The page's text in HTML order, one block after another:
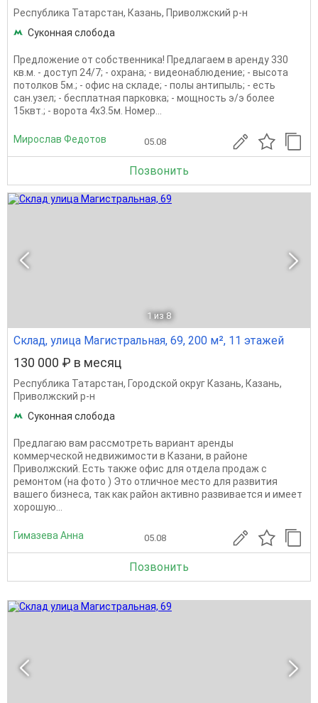
Республика Татарстан, Казань, Приволжский р-н
Суконная слобода
Предложение от собственника! Предлагаем в аренду 330
кв.м. - доступ 24/7; - охрана; - видеонаблюдение; - высота
потолков 5м.; - офис на складе; - полы антипыль; - есть
сан.узел; - бесплатная парковка; - мощность э/э более
15квт.; - ворота 4х3.5м. Номер...
Мирослав Федотов 05.08
Позвонить
1 из 8
Склад, улица Магистральная, 69, 200 м², 11 этажей
130 000 ₽ в месяц
Республика Татарстан, Городской округ Казань, Казань,
Приволжский р-н
Суконная слобода
Предлагаю вам рассмотреть вариант аренды
коммерческой недвижимости в Казани, в районе
Приволжский. Есть также офис для отдела продаж с
ремонтом (на фото ) Это отличное место для развития
вашего бизнеса, так как район активно развивается и имеет
хорошую...
Гимазева Анна 05.08
Позвонить